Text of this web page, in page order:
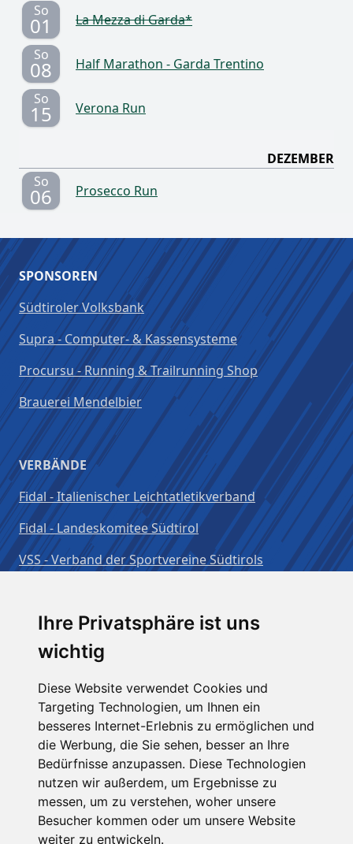
Ihre Privatsphäre ist uns
wichtig
Diese Website verwendet Cookies und
Targeting Technologien, um Ihnen ein
besseres Internet-Erlebnis zu ermöglichen und
die Werbung, die Sie sehen, besser an Ihre
Bedürfnisse anzupassen. Diese Technologien
nutzen wir außerdem, um Ergebnisse zu
messen, um zu verstehen, woher unsere
Besucher kommen oder um unsere Website
weiter zu entwickeln.
So
01
La Mezza di Garda*
So
08
Half Marathon - Garda Trentino
So
15 Verona Run
DEZEMBER
So
06 Prosecco Run
SPONSOREN
Südtiroler Volksbank
Supra - Computer- & Kassensysteme
Procursu - Running & Trailrunning Shop
Brauerei Mendelbier
VERBÄNDE
Fidal - Italienischer Leichtatletikverband
Fidal - Landeskomitee Südtirol
VSS - Verband der Sportvereine Südtirols
Angemeldet bleiben